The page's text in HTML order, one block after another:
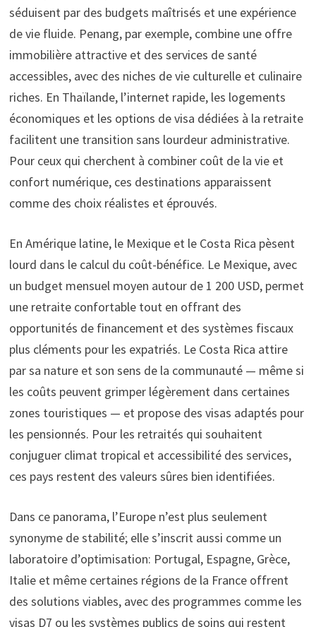
séduisent par des budgets maîtrisés et une expérience
de vie fluide. Penang, par exemple, combine une offre
immobilière attractive et des services de santé
accessibles, avec des niches de vie culturelle et culinaire
riches. En Thaïlande, l’internet rapide, les logements
économiques et les options de visa dédiées à la retraite
facilitent une transition sans lourdeur administrative.
Pour ceux qui cherchent à combiner coût de la vie et
confort numérique, ces destinations apparaissent
comme des choix réalistes et éprouvés.
En Amérique latine, le Mexique et le Costa Rica pèsent
lourd dans le calcul du coût-bénéfice. Le Mexique, avec
un budget mensuel moyen autour de 1 200 USD, permet
une retraite confortable tout en offrant des
opportunités de financement et des systèmes fiscaux
plus cléments pour les expatriés. Le Costa Rica attire
par sa nature et son sens de la communauté — même si
les coûts peuvent grimper légèrement dans certaines
zones touristiques — et propose des visas adaptés pour
les pensionnés. Pour les retraités qui souhaitent
conjuguer climat tropical et accessibilité des services,
ces pays restent des valeurs sûres bien identifiées.
Dans ce panorama, l’Europe n’est plus seulement
synonyme de stabilité; elle s’inscrit aussi comme un
laboratoire d’optimisation: Portugal, Espagne, Grèce,
Italie et même certaines régions de la France offrent
des solutions viables, avec des programmes comme les
visas D7 ou les systèmes publics de soins qui restent